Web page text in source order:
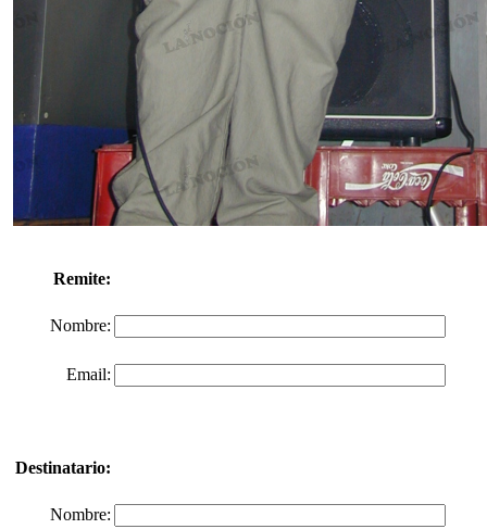
Remite:
Nombre:
Email:
Destinatario:
Nombre: